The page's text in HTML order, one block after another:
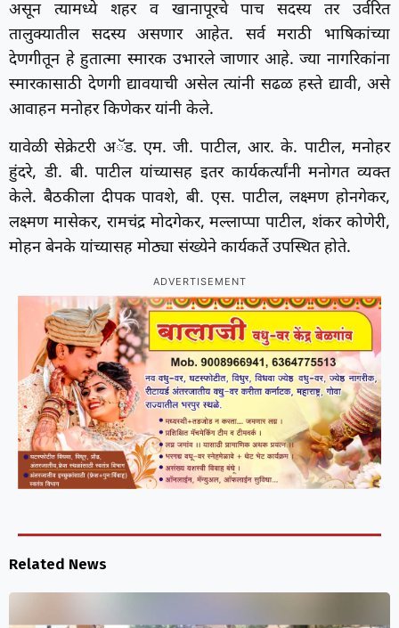
असून त्यामध्ये शहर व खानापूरचे पाच सदस्य तर उर्वरित
तालुक्यातील सदस्य असणार आहेत. सर्व मराठी भाषिकांच्या
देणगीतून हे हुतात्मा स्मारक उभारले जाणार आहे. ज्या नागरिकांना
स्मारकासाठी देणगी द्यावयाची असेल त्यांनी सढळ हस्ते द्यावी, असे
आवाहन मनोहर किणेकर यांनी केले.
यावेळी सेक्रेटरी अॅड. एम. जी. पाटील, आर. के. पाटील, मनोहर
हुंदरे, डी. बी. पाटील यांच्यासह इतर कार्यकर्त्यांनी मनोगत व्यक्त
केले. बैठकीला दीपक पावशे, बी. एस. पाटील, लक्ष्मण होनगेकर,
लक्ष्मण मासेकर, रामचंद्र मोदगेकर, मल्लाप्पा पाटील, शंकर कोणेरी,
मोहन बेनके यांच्यासह मोठ्या संख्येने कार्यकर्ते उपस्थित होते.
ADVERTISEMENT
Related News